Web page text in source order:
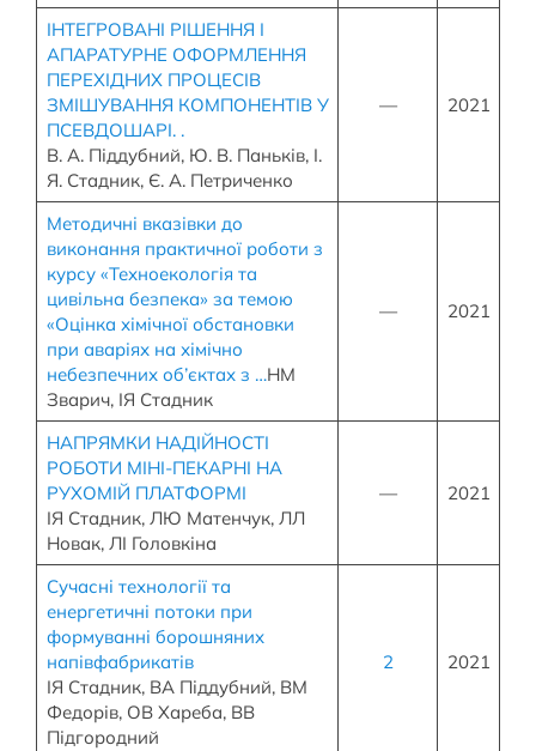
ІНТЕГРОВАНІ РІШЕННЯ І
АПАРАТУРНЕ ОФОРМЛЕННЯ
ПЕРЕХІДНИХ ПРОЦЕСІВ
ЗМІШУВАННЯ КОМПОНЕНТІВ У
ПСЕВДОШАРІ. .
В. А. Піддубний, Ю. В. Паньків, І.
Я. Стадник, Є. А. Петриченко
— 2021
Методичні вказівки до
виконання практичної роботи з
курсу «Техноекологія та
цивільна безпека» за темою
«Оцінка хімічної обстановки
при аваріях на хімічно
небезпечних об’єктах з …НМ
Зварич, ІЯ Стадник
— 2021
НАПРЯМКИ НАДІЙНОСТІ
РОБОТИ МІНІ-ПЕКАРНІ НА
РУХОМІЙ ПЛАТФОРМІ
ІЯ Стадник, ЛЮ Матенчук, ЛЛ
Новак, ЛІ Головкіна
— 2021
Сучасні технології та
енергетичні потоки при
формуванні борошняних
напівфабрикатів
ІЯ Стадник, ВА Піддубний, ВМ
Федорів, ОВ Хареба, ВВ
Підгородний
2 2021